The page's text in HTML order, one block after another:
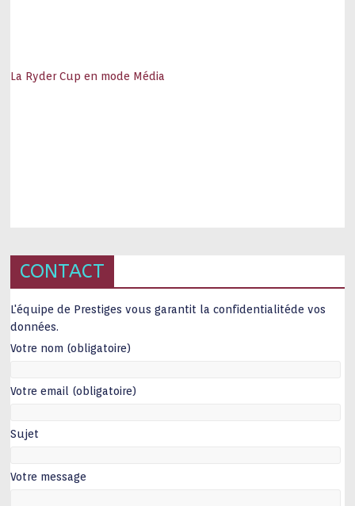
La Ryder Cup en mode Média
CONTACT
L'équipe de Prestiges vous garantit la confidentialitéde vos
données.
Votre nom (obligatoire)
Votre email (obligatoire)
Sujet
Votre message